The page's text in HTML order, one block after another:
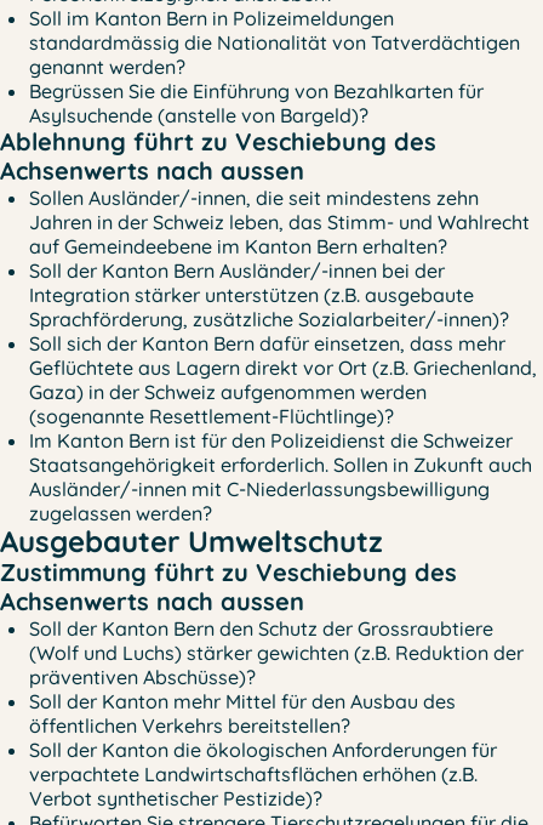
Soll im Kanton Bern in Polizeimeldungen
standardmässig die Nationalität von Tatverdächtigen
genannt werden?
Begrüssen Sie die Einführung von Bezahlkarten für
Asylsuchende (anstelle von Bargeld)?
Ablehnung führt zu Veschiebung des
Achsenwerts nach aussen
Sollen Ausländer/-innen, die seit mindestens zehn
Jahren in der Schweiz leben, das Stimm- und Wahlrecht
auf Gemeindeebene im Kanton Bern erhalten?
Soll der Kanton Bern Ausländer/-innen bei der
Integration stärker unterstützen (z.B. ausgebaute
Sprachförderung, zusätzliche Sozialarbeiter/-innen)?
Soll sich der Kanton Bern dafür einsetzen, dass mehr
Geflüchtete aus Lagern direkt vor Ort (z.B. Griechenland,
Gaza) in der Schweiz aufgenommen werden
(sogenannte Resettlement-Flüchtlinge)?
Im Kanton Bern ist für den Polizeidienst die Schweizer
Staatsangehörigkeit erforderlich. Sollen in Zukunft auch
Ausländer/-innen mit C-Niederlassungsbewilligung
zugelassen werden?
Ausgebauter Umweltschutz
Zustimmung führt zu Veschiebung des
Achsenwerts nach aussen
Soll der Kanton Bern den Schutz der Grossraubtiere
(Wolf und Luchs) stärker gewichten (z.B. Reduktion der
präventiven Abschüsse)?
Soll der Kanton mehr Mittel für den Ausbau des
öffentlichen Verkehrs bereitstellen?
Soll der Kanton die ökologischen Anforderungen für
verpachtete Landwirtschaftsflächen erhöhen (z.B.
Verbot synthetischer Pestizide)?